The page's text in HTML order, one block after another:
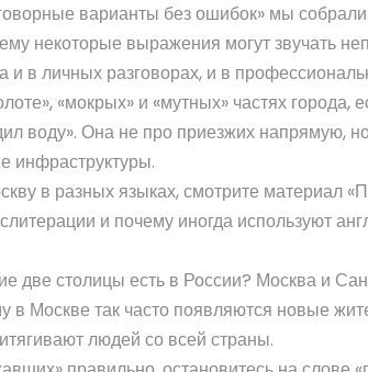
варианты без ошибок» мы собрали
некоторые выражения могут звучать
и в личных разговорах, и в
«мокрых» и «мутных» частях города,
воду». Она не про приезжих напрямую,
инфраструктуры.
в разных языках, смотрите материал
и почему иногда используют
две столицы есть в России? Москва и
в Москве так часто появляются новые
людей со всей страны.